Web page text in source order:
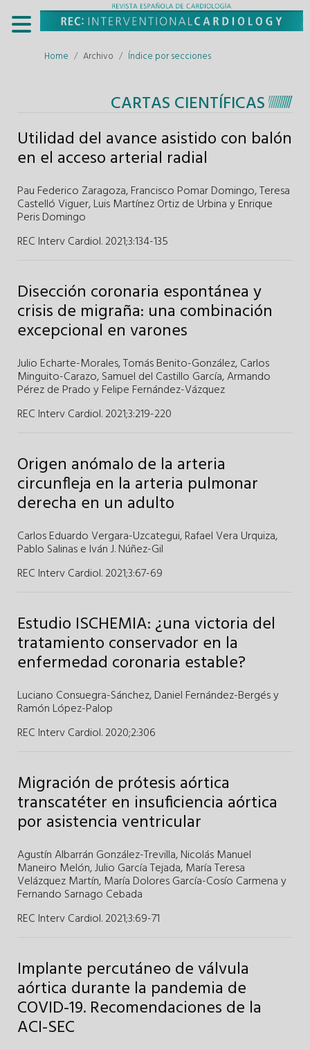
Home Archivo Índice por secciones
CARTAS CIENTÍFICAS
Utilidad del avance asistido con balón
en el acceso arterial radial
Pau Federico Zaragoza,Francisco Pomar Domingo,Teresa
Castelló Viguer,Luis Martínez Ortiz de UrbinayEnrique
Peris Domingo
REC Interv Cardiol. 2021;3:134-135
Disección coronaria espontánea y
crisis de migraña: una combinación
excepcional en varones
Julio Echarte-Morales,Tomás Benito-González,Carlos
Minguito-Carazo,Samuel del Castillo García,Armando
Pérez de Prado yFelipe Fernández-Vázquez
REC Interv Cardiol. 2021;3:219-220
Origen anómalo de la arteria
circunfleja en la arteria pulmonar
derecha en un adulto
Carlos Eduardo Vergara-Uzcategui,Rafael Vera Urquiza,
Pablo Salinase Iván J. Núñez-Gil
REC Interv Cardiol. 2021;3:67-69
Estudio ISCHEMIA: ¿una victoria del
tratamiento conservador en la
enfermedad coronaria estable?
Luciano Consuegra-Sánchez,Daniel Fernández-Bergésy
Ramón López-Palop
REC Interv Cardiol. 2020;2:306
Migración de prótesis aórtica
transcatéter en insuficiencia aórtica
por asistencia ventricular
Agustín Albarrán González-Trevilla,Nicolás Manuel
Maneiro Melón,Julio García Tejada, María Teresa
Velázquez Martín, María Dolores García-Cosío Carmenay
Fernando Sarnago Cebada
REC Interv Cardiol. 2021;3:69-71
Implante percutáneo de válvula
aórtica durante la pandemia de
COVID-19. Recomendaciones de la
ACI-SEC